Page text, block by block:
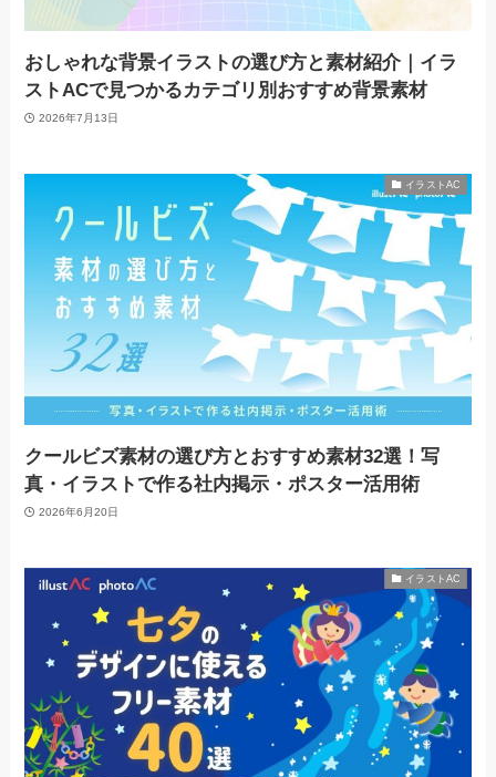
おしゃれな背景イラストの選び方と素材紹介｜イラ
ストACで見つかるカテゴリ別おすすめ背景素材
2026年7月13日
イラストAC
クールビズ素材の選び方とおすすめ素材32選！写
真・イラストで作る社内掲示・ポスター活用術
2026年6月20日
イラストAC